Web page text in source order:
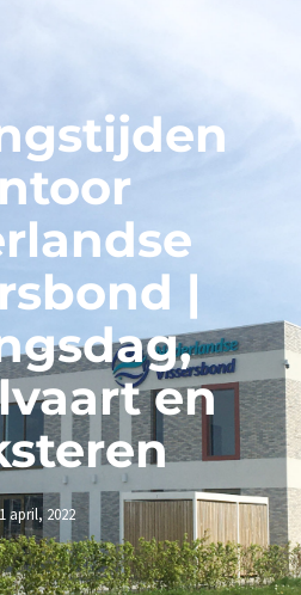
|
en
april, 2022